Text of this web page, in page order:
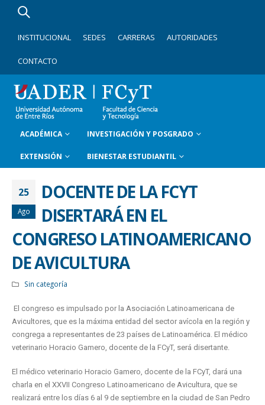
INSTITUCIONAL SEDES CARRERAS AUTORIDADES
CONTACTO
ACADÉMICA INVESTIGACIÓN Y POSGRADO
EXTENSIÓN BIENESTAR ESTUDIANTIL
25
Ago
DOCENTE DE LA FCYT
DISERTARÁ EN EL
CONGRESO LATINOAMERICANO
DE AVICULTURA
Sin categoría
El congreso es impulsado por la Asociación Latinoamericana de
Avicultores, que es la máxima entidad del sector avícola en la región y
congrega a representantes de 23 países de Latinoamérica. El médico
veterinario Horacio Gamero, docente de la FCyT, será disertante.
El médico veterinario Horacio Gamero, docente de la FCyT, dará una
charla en el XXVII Congreso Latinoamericano de Avicultura, que se
realizará entre los días 6 al 9 de septiembre en la ciudad de San Pedro